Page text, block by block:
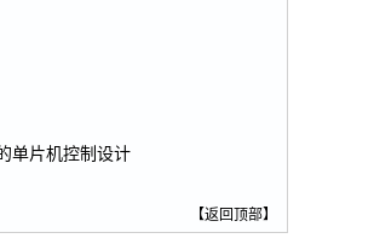
单片机控制设计
【返回顶部】